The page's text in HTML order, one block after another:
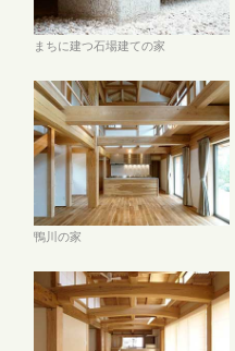
まちに建つ石場建ての家
鴨川の家